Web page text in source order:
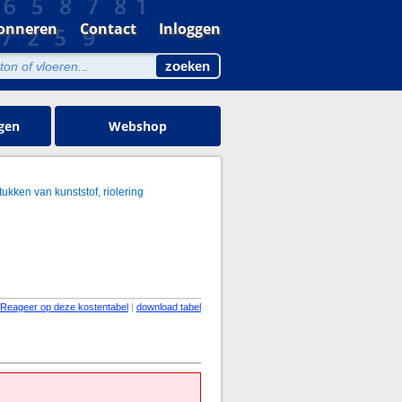
Contact Inloggen
Webshop
van kunststof, riolering
Reageer op deze kostentabel | download tabel